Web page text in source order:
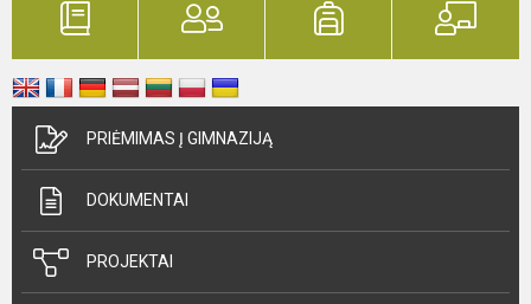
PRIĖMIMAS Į GIMNAZIJĄ
DOKUMENTAI
PROJEKTAI